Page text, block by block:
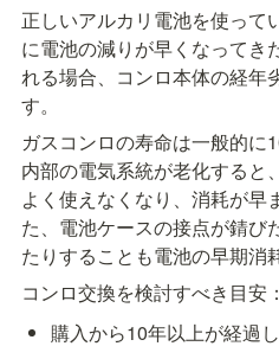
正しいアルカリ電池を使って
に電池の減りが早くなって
れる場合、コンロ本体の経年
す。
ガスコンロの寿命は一般的に
内部の電気系統が老化すると
よく使えなくなり、消耗が早
た、電池ケースの接点が錆び
たりすることも電池の早期消
コンロ交換を検討すべき目安：
購入から10年以上が経過